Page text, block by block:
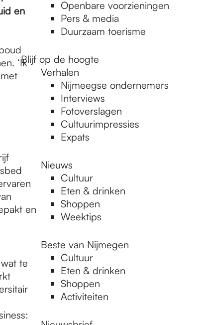
Openbare voorzieningen
Pers & media
Duurzaam toerisme
Blijf op de hoogte
Verhalen
Nijmeegse ondernemers
Interviews
Fotoverslagen
Cultuurimpressies
Expats
Nieuws
Cultuur
Eten & drinken
Shoppen
Weektips
Beste van Nijmegen
Cultuur
Eten & drinken
Shoppen
Activiteiten
en
‘Ik
en
te